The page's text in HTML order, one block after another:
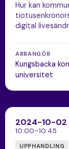
Hur kan
digital
ARRANGÖR
Kungsbacka
universitet
2024-10-02
10:00–10:45
UPPHANDLING